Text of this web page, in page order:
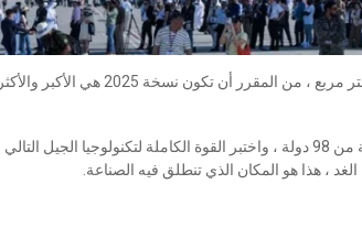
هذا أكثر من مجرد حدث – إنه المكان الذي يتم فيه تحديد مستقبل الطيران. مع مساحة إضافية تبلغ 8,000 متر مربع ، من المقرر أن تكون نسخة 2025 هي الأكبر والأكثر
انضم إلى 1,500+ من العارضين الرائدين ، وتواصل مع 148,000+ من المتخصصين والمبتكرين في الصناعة من 98 دولة ، واختبر القوة الكاملة لتكنولوجيا الجيل التالي
، هذا هو المكان الذي تنطلق فيه الصناعة.